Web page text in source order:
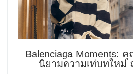
Balenciaga Moments:
นิยามความเท่บทใหม่